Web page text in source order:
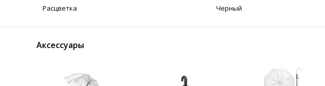
Расцветка
Черный
Аксессуары